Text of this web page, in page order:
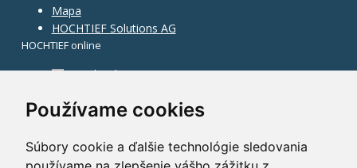
Používame cookies
Súbory cookie a ďalšie technológie sledovania
Mapa
HOCHTIEF Solutions AG
HOCHTIEF online
Facebook